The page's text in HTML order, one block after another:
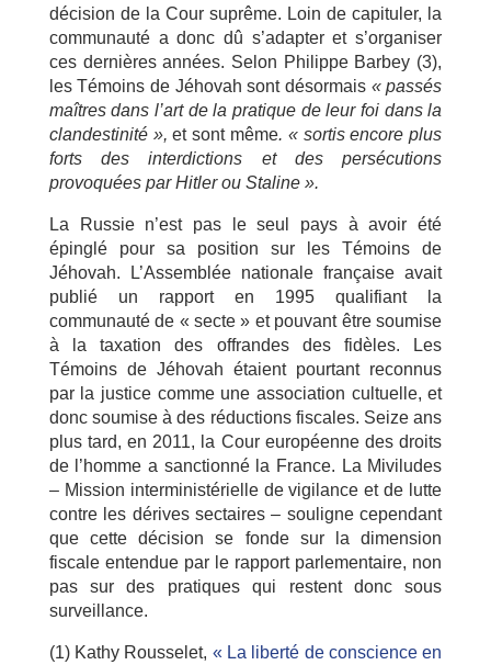
décision de la Cour suprême. Loin de capituler, la
communauté a donc dû s’adapter et s’organiser
ces dernières années. Selon Philippe Barbey (3),
les Témoins de Jéhovah sont désormais « passés
maîtres dans l’art de la pratique de leur foi dans la
clandestinité »,et sont même. « sortis encore plus
forts des interdictions et des persécutions
provoquées par Hitler ou Staline ».
La Russie n’est pas le seul pays à avoir été
épinglé pour sa position sur les Témoins de
Jéhovah. L’Assemblée nationale française avait
publié un rapport en 1995 qualifiant la
communauté de « secte » et pouvant être soumise
à la taxation des offrandes des fidèles. Les
Témoins de Jéhovah étaient pourtant reconnus
par la justice comme une association cultuelle, et
donc soumise à des réductions fiscales. Seize ans
plus tard, en 2011, la Cour européenne des droits
de l’homme a sanctionné la France. La Miviludes
– Mission interministérielle de vigilance et de lutte
contre les dérives sectaires – souligne cependant
que cette décision se fonde sur la dimension
fiscale entendue par le rapport parlementaire, non
pas sur des pratiques qui restent donc sous
surveillance.
(1) Kathy Rousselet, « La liberté de conscience en